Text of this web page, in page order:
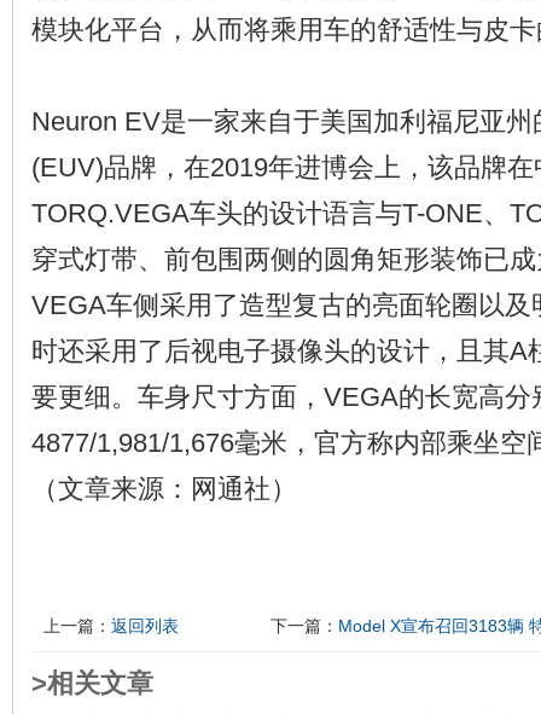
模块化平台，从而将乘用车的舒适性与皮
Neuron EV是一家来自于美国加利福尼亚
(EUV)品牌，在2019年进博会上，该品牌
TORQ.VEGA车头的设计语言与T-ONE、
穿式灯带、前包围两侧的圆角矩形装饰已
VEGA车侧采用了造型复古的亮面轮圈以
时还采用了后视电子摄像头的设计，且其A
要更细。车身尺寸方面，VEGA的长宽高分
4877/1,981/1,676毫米，官方称内部乘坐空
（文章来源：网通社）
上一篇： 返回列表 下一篇： Model X宣布召回3183辆
>相关文章